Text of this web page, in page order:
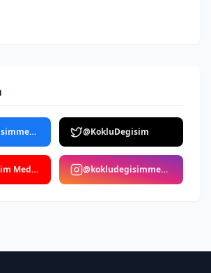
@Kokludegisimmedya @KokluDegisim
Köklü Değişim Medya @kokludegisimmedya